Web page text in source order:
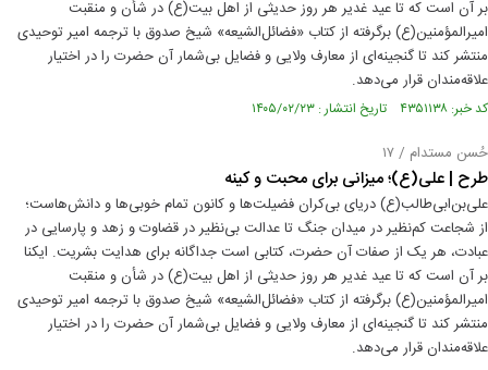
بر آن است که تا عید غدیر هر روز حدیثی از اهل بیت(ع) در شأن و منقبت
امیرالمؤمنین(ع) برگرفته از کتاب «فضائل‌الشیعه» شیخ صدوق با ترجمه امیر توحیدی
منتشر کند تا گنجینه‌ای از معارف ولایی و فضایل بی‌شمار آن حضرت را در اختیار
علاقه‌مندان قرار می‌دهد.
کد خبر: ۴۳۵۱۱۳۸ تاریخ انتشار : ۱۴۰۵/۰۲/۲۳
حُسن مستدام / ۱۷
طرح | علی(ع)؛ میزانی برای محبت و کینه
علی‌بن‌ابی‌طالب(ع) دریای بی‌کران فضیلت‌ها و کانون تمام خوبی‌ها و دانش‌هاست؛
از شجاعت کم‌نظیر در میدان جنگ تا عدالت بی‌نظیر در قضاوت و زهد و پارسایی در
عبادت، هر یک از صفات آن حضرت، کتابی است جداگانه برای هدایت بشریت. ایکنا
بر آن است که تا عید غدیر هر روز حدیثی از اهل بیت(ع) در شأن و منقبت
امیرالمؤمنین(ع) برگرفته از کتاب «فضائل‌الشیعه» شیخ صدوق با ترجمه امیر توحیدی
منتشر کند تا گنجینه‌ای از معارف ولایی و فضایل بی‌شمار آن حضرت را در اختیار
علاقه‌مندان قرار می‌دهد.